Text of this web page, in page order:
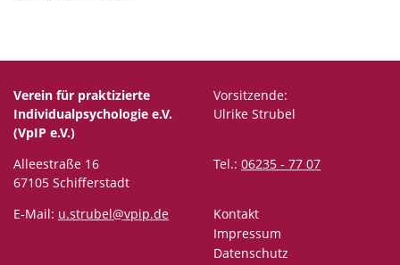
Verein für praktizierte
Individualpsychologie e.V.
(VpIP e.V.)
Vorsitzende:
Ulrike Strubel
Alleestraße 16
67105 Schifferstadt
Tel.: 06235 - 77 07
E-Mail: u.strubel@vpip.de
Kontakt
Impressum
Datenschutz